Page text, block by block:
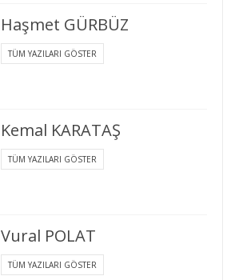
Haşmet GÜRBÜZ
TÜM YAZILARI GÖSTER
Kemal KARATAŞ
TÜM YAZILARI GÖSTER
Vural POLAT
TÜM YAZILARI GÖSTER